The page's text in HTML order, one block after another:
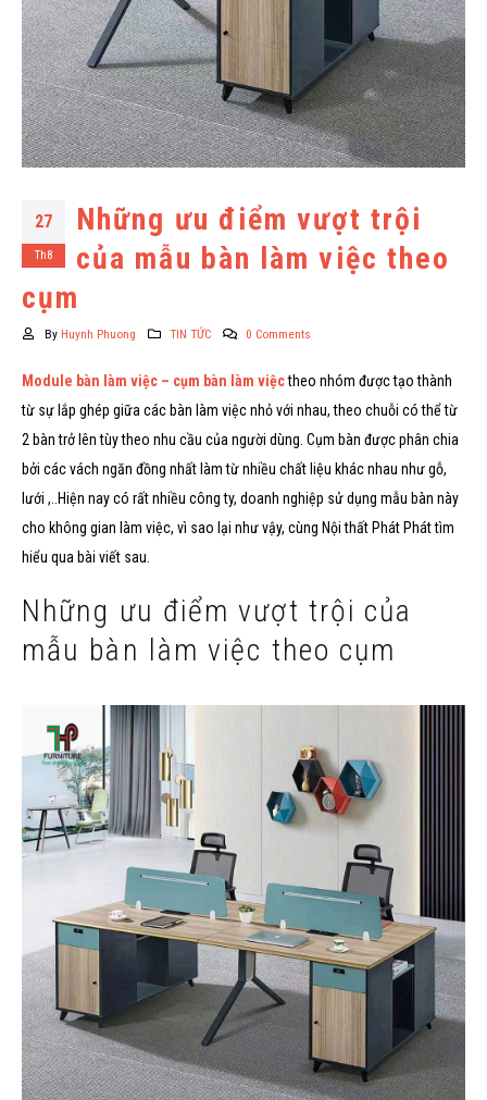
27
Th8
Những ưu điểm vượt trội
của mẫu bàn làm việc theo
cụm
By Huynh Phuong TIN TỨC 0 Comments
Module bàn làm việc – cụm bàn làm việctheo nhóm được tạo thành
từ sự lắp ghép giữa các bàn làm việc nhỏ với nhau, theo chuỗi có thể từ
2 bàn trở lên tùy theo nhu cầu của người dùng. Cụm bàn được phân chia
bởi các vách ngăn đồng nhất làm từ nhiều chất liệu khác nhau như gỗ,
lưới ,..Hiện nay có rất nhiều công ty, doanh nghiệp sử dụng mẫu bàn này
cho không gian làm việc, vì sao lại như vậy, cùng Nội thất Phát Phát tìm
hiểu qua bài viết sau.
Những ưu điểm vượt trội của
mẫu bàn làm việc theo cụm